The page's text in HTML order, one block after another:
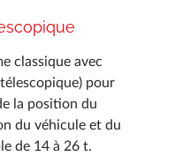
classique avec
pour
la position du
du véhicule et du
de 14 à 26 t.